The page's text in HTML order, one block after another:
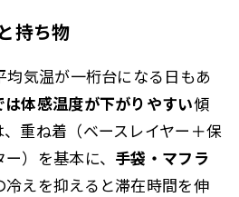
持ち物
均気温が一桁台になる日もあ
体感温度が下がりやすい傾
重ね着（ベースレイヤー＋保
） を基本に、 手袋・マフラ
冷えを抑えると滞在時間を伸